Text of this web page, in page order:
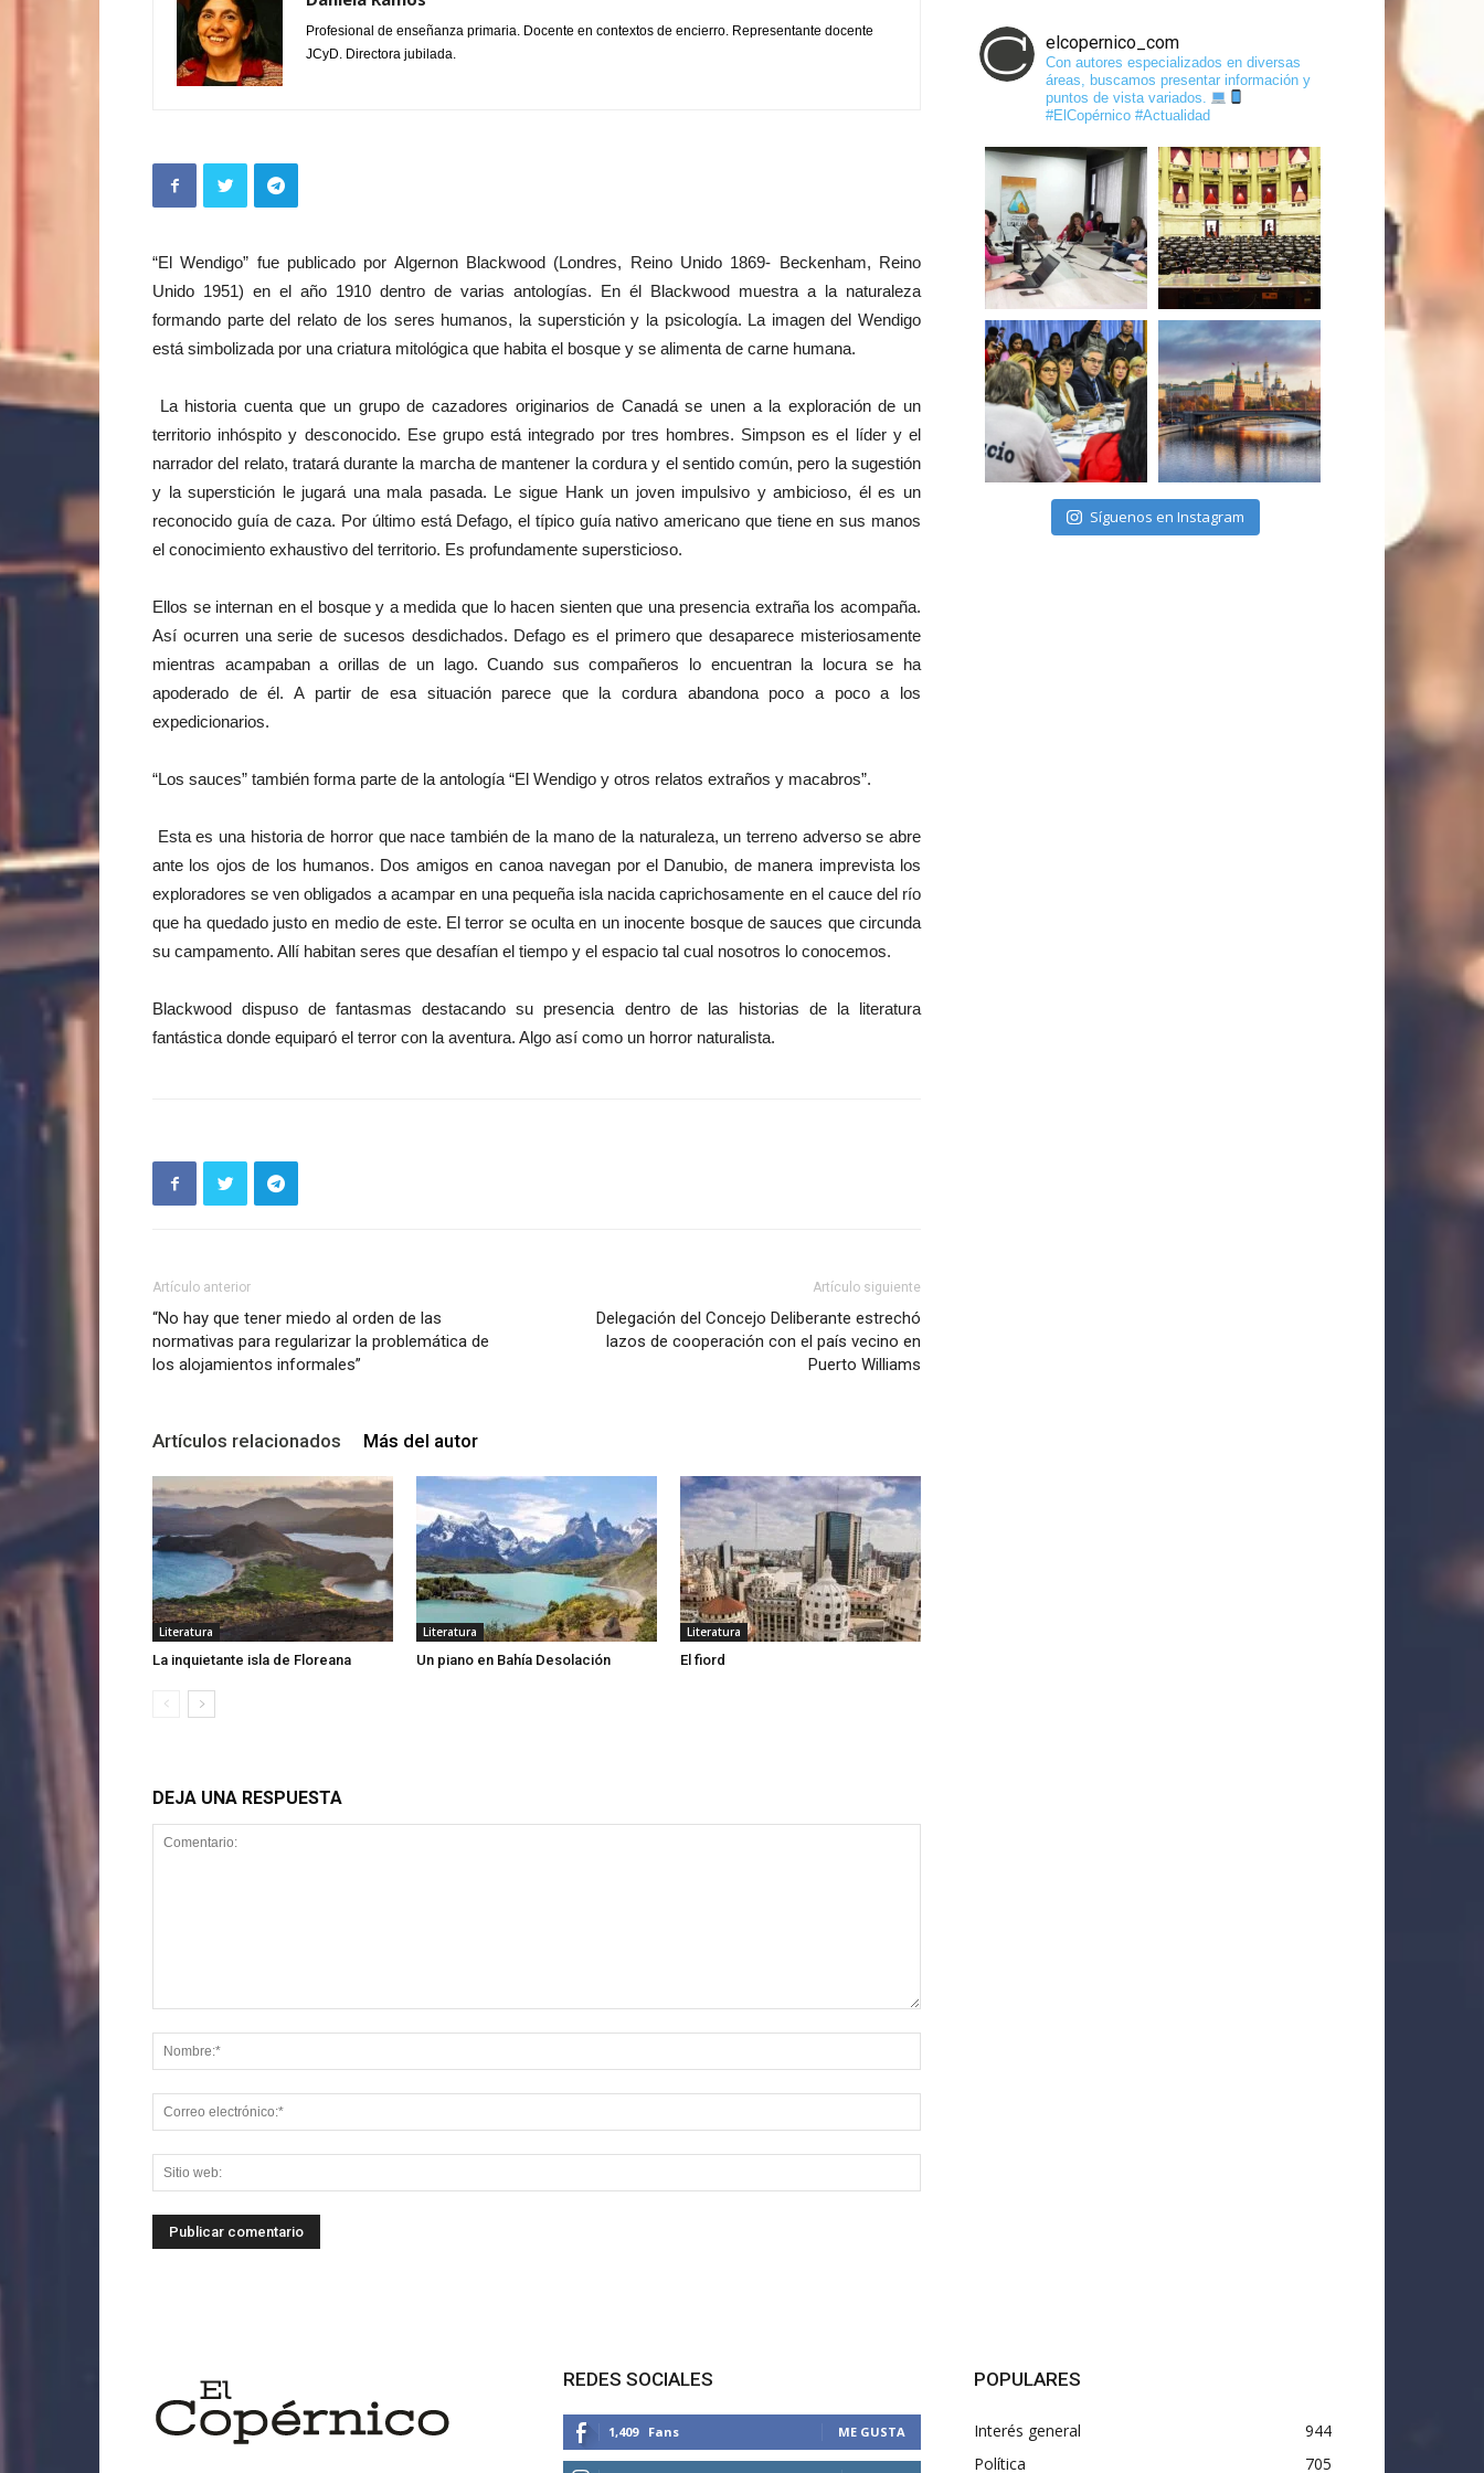
Profesional de enseñanza primaria. Docente en contextos de encierro. Representante docente
JCyD. Directora jubilada.
“El Wendigo” fue publicado por Algernon Blackwood (Londres, Reino Unido 1869- Beckenham, Reino
Unido 1951) en el año 1910 dentro de varias antologías. En él Blackwood muestra a la naturaleza
formando parte del relato de los seres humanos, la superstición y la psicología. La imagen del Wendigo
está simbolizada por una criatura mitológica que habita el bosque y se alimenta de carne humana.
La historia cuenta que un grupo de cazadores originarios de Canadá se unen a la exploración de un
territorio inhóspito y desconocido. Ese grupo está integrado por tres hombres. Simpson es el líder y el
narrador del relato, tratará durante la marcha de mantener la cordura y el sentido común, pero la sugestión
y la superstición le jugará una mala pasada. Le sigue Hank un joven impulsivo y ambicioso, él es un
reconocido guía de caza. Por último está Defago, el típico guía nativo americano que tiene en sus manos
el conocimiento exhaustivo del territorio. Es profundamente supersticioso.
Ellos se internan en el bosque y a medida que lo hacen sienten que una presencia extraña los acompaña.
Así ocurren una serie de sucesos desdichados. Defago es el primero que desaparece misteriosamente
mientras acampaban a orillas de un lago. Cuando sus compañeros lo encuentran la locura se ha
apoderado de él. A partir de esa situación parece que la cordura abandona poco a poco a los
expedicionarios.
“Los sauces” también forma parte de la antología “El Wendigo y otros relatos extraños y macabros”.
Esta es una historia de horror que nace también de la mano de la naturaleza, un terreno adverso se abre
ante los ojos de los humanos. Dos amigos en canoa navegan por el Danubio, de manera imprevista los
exploradores se ven obligados a acampar en una pequeña isla nacida caprichosamente en el cauce del río
que ha quedado justo en medio de este. El terror se oculta en un inocente bosque de sauces que circunda
su campamento. Allí habitan seres que desafían el tiempo y el espacio tal cual nosotros lo conocemos.
Blackwood dispuso de fantasmas destacando su presencia dentro de las historias de la literatura
fantástica donde equiparó el terror con la aventura. Algo así como un horror naturalista.
Artículo anterior
“No hay que tener miedo al orden de las
normativas para regularizar la problemática de
los alojamientos informales”
Artículo siguiente
Delegación del Concejo Deliberante estrechó
lazos de cooperación con el país vecino en
Puerto Williams
Artículos relacionados Más del autor
Literatura
La inquietante isla de Floreana
Literatura
Un piano en Bahía Desolación
Literatura
El fiord
DEJA UNA RESPUESTA
elcopernico_com
Con autores especializados en diversas
áreas, buscamos presentar información y
puntos de vista variados.
#ElCopérnico #Actualidad
Síguenos en Instagram
REDES SOCIALES
1,409 Fans ME GUSTA
POPULARES
Interés general
944
Política
705